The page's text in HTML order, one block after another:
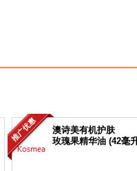
澳诗美有机护肤
玫瑰果精华油 (42毫